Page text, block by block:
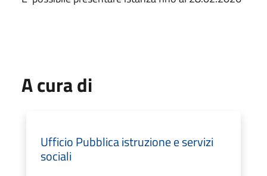
A cura di
Ufficio Pubblica istruzione e servizi
sociali